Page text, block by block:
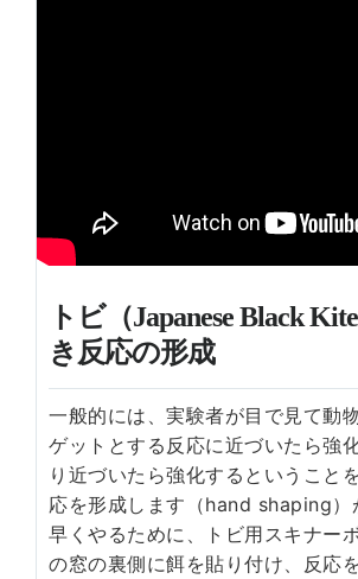
トビ（Japanese Black
き反応の形成
一般的には、実験者が目で見て動
ゲットとする反応に近づいたら強
り近づいたら強化するということ
応を形成します（hand shaping）
早くやるために、トビ用スキナー
の窓の裏側に餌を貼り付け、反応